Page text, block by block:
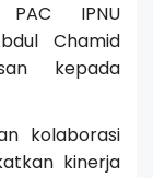
IPNU
Chamid
kepada
kolaborasi
kinerja